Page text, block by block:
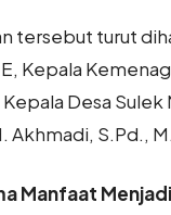
tersebut turut
Kepala
Desa
Akhmadi, S.Pd.,
Manfaat